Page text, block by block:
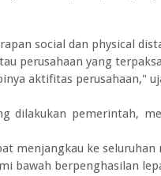
social dan physical
perusahaan yang
aktifitas perusahaan,"
dilakukan pemerintah,
menjangkau ke
bawah berpenghasilan